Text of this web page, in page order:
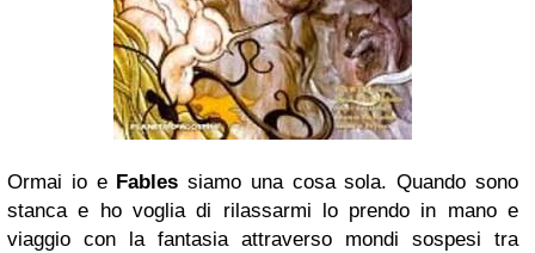
Ormai io e Fables siamo una cosa sola. Quando sono
stanca e ho voglia di rilassarmi lo prendo in mano e
viaggio con la fantasia attraverso mondi sospesi tra